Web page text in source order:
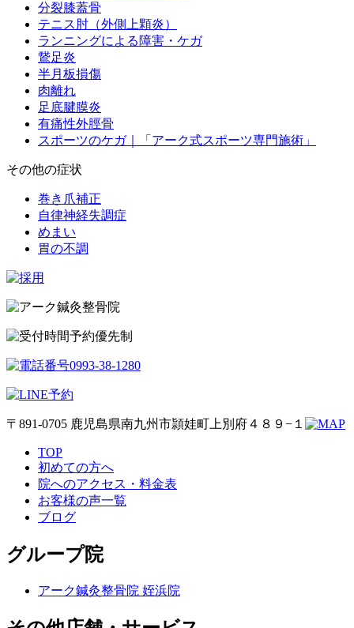
分裂膝蓋骨
テニス肘（外側上顆炎）
ランニングによる障害・ケガ
鵞足炎
半月板損傷
肉離れ
足底腱膜炎
有痛性外脛骨
スポーツのケガ｜「アーク式スポーツ専門施術」
その他の症状
巻き爪補正
自律神経失調症
めまい
胃の不調
予約優先制
〒891-0705 鹿児島県南九州市頴娃町上別府４８９−１
TOP
初めての方へ
院へのアクセス・料金表
お客様の声一覧
ブログ
グループ院
アーク鍼灸整骨院 姪浜院